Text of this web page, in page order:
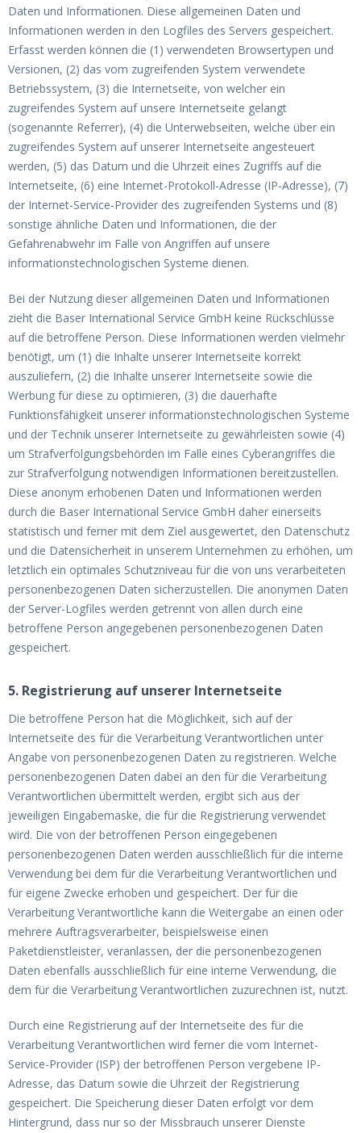
Daten und Informationen. Diese allgemeinen Daten und
Informationen werden in den Logfiles des Servers gespeichert.
Erfasst werden können die (1) verwendeten Browsertypen und
Versionen, (2) das vom zugreifenden System verwendete
Betriebssystem, (3) die Internetseite, von welcher ein
zugreifendes System auf unsere Internetseite gelangt
(sogenannte Referrer), (4) die Unterwebseiten, welche über ein
zugreifendes System auf unserer Internetseite angesteuert
werden, (5) das Datum und die Uhrzeit eines Zugriffs auf die
Internetseite, (6) eine Internet-Protokoll-Adresse (IP-Adresse), (7)
der Internet-Service-Provider des zugreifenden Systems und (8)
sonstige ähnliche Daten und Informationen, die der
Gefahrenabwehr im Falle von Angriffen auf unsere
informationstechnologischen Systeme dienen.
Bei der Nutzung dieser allgemeinen Daten und Informationen
zieht die Baser International Service GmbH keine Rückschlüsse
auf die betroffene Person. Diese Informationen werden vielmehr
benötigt, um (1) die Inhalte unserer Internetseite korrekt
auszuliefern, (2) die Inhalte unserer Internetseite sowie die
Werbung für diese zu optimieren, (3) die dauerhafte
Funktionsfähigkeit unserer informationstechnologischen Systeme
und der Technik unserer Internetseite zu gewährleisten sowie (4)
um Strafverfolgungsbehörden im Falle eines Cyberangriffes die
zur Strafverfolgung notwendigen Informationen bereitzustellen.
Diese anonym erhobenen Daten und Informationen werden
durch die Baser International Service GmbH daher einerseits
statistisch und ferner mit dem Ziel ausgewertet, den Datenschutz
und die Datensicherheit in unserem Unternehmen zu erhöhen, um
letztlich ein optimales Schutzniveau für die von uns verarbeiteten
personenbezogenen Daten sicherzustellen. Die anonymen Daten
der Server-Logfiles werden getrennt von allen durch eine
betroffene Person angegebenen personenbezogenen Daten
gespeichert.
5. Registrierung auf unserer Internetseite
Die betroffene Person hat die Möglichkeit, sich auf der
Internetseite des für die Verarbeitung Verantwortlichen unter
Angabe von personenbezogenen Daten zu registrieren. Welche
personenbezogenen Daten dabei an den für die Verarbeitung
Verantwortlichen übermittelt werden, ergibt sich aus der
jeweiligen Eingabemaske, die für die Registrierung verwendet
wird. Die von der betroffenen Person eingegebenen
personenbezogenen Daten werden ausschließlich für die interne
Verwendung bei dem für die Verarbeitung Verantwortlichen und
für eigene Zwecke erhoben und gespeichert. Der für die
Verarbeitung Verantwortliche kann die Weitergabe an einen oder
mehrere Auftragsverarbeiter, beispielsweise einen
Paketdienstleister, veranlassen, der die personenbezogenen
Daten ebenfalls ausschließlich für eine interne Verwendung, die
dem für die Verarbeitung Verantwortlichen zuzurechnen ist, nutzt.
Durch eine Registrierung auf der Internetseite des für die
Verarbeitung Verantwortlichen wird ferner die vom Internet-
Service-Provider (ISP) der betroffenen Person vergebene IP-
Adresse, das Datum sowie die Uhrzeit der Registrierung
gespeichert. Die Speicherung dieser Daten erfolgt vor dem
Hintergrund, dass nur so der Missbrauch unserer Dienste